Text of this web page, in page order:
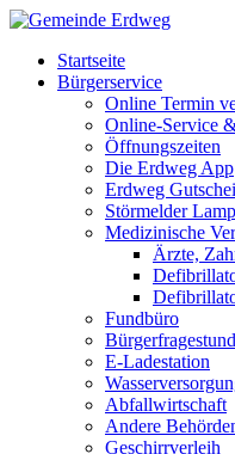
Startseite
Bürgerservice
Online Termin
Online-Service
Öffnungszeiten
Die Erdweg App
Erdweg
Störmelder
Medizinische
Ärzte,
Fundbüro
E-Ladestation
Abfallwirtschaft
Andere
Geschirrverleih